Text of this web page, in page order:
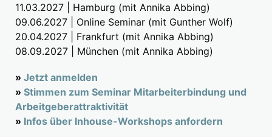
11.03.2027 | Hamburg (mit Annika Abbing)
09.06.2027 | Online Seminar (mit Gunther Wolf)
20.04.2027 | Frankfurt (mit Annika Abbing)
08.09.2027 | München (mit Annika Abbing)
» Jetzt anmelden
» Stimmen zum Seminar Mitarbeiterbindung und
Arbeitgeberattraktivität
» Infos über Inhouse-Workshops anfordern